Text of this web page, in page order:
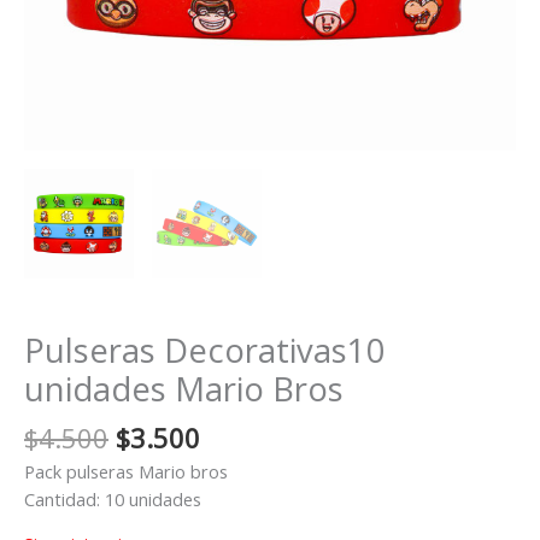
Pulseras Decorativas10
unidades Mario Bros
$4.500 El
precio
original
$3.500
precio
actual
Pack pulseras Mario bros
Cantidad: 10 unidades